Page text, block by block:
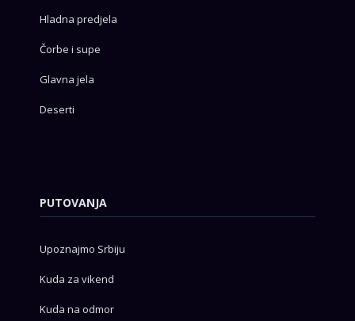
Hladna predjela
Čorbe i supe
Glavna jela
Deserti
PUTOVANJA
Upoznajmo Srbiju
Kuda za vikend
Kuda na odmor